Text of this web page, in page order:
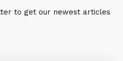
to get our newest articles